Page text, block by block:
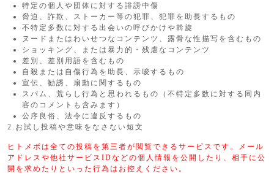
特定の個人や団体に対する誹謗中傷
脅迫、詐欺、ストーカー等の犯罪、犯罪を助長するもの
不特定多数に対する出会いの呼びかけや斡旋
ヌードまたはわいせつなコンテンツ、露骨な性描写を含むもの
ショッキング、または暴力的・残虐なコンテンツ
差別、差別用語を含むもの
自殺または自傷行為を助長、示唆するもの
宣伝、勧誘、扇動に関するもの
スパム、荒らし行為と思われるもの（不特定多数に対する同内
容のコメントも含みます）
公序良俗、法令に違反するもの
2.お試し投稿や意味をなさない短文
ヒトメボは全ての投稿を第三者が閲覧できるサービスです。メール
アドレスや他社サービスIDなどの個人情報を公開したり、相手に公
開を求めたりといった行為はお控えください。